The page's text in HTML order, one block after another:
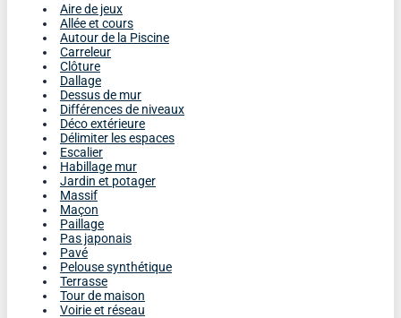
Aire de jeux
Allée et cours
Autour de la Piscine
Carreleur
Clôture
Dallage
Dessus de mur
Différences de niveaux
Déco extérieure
Délimiter les espaces
Escalier
Habillage mur
Jardin et potager
Massif
Maçon
Paillage
Pas japonais
Pavé
Pelouse synthétique
Terrasse
Tour de maison
Voirie et réseau